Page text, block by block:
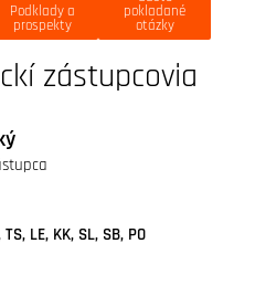
Podklady a
prospekty
pokladané
otázky
zástupcovia
LE, KK, SL, SB, PO